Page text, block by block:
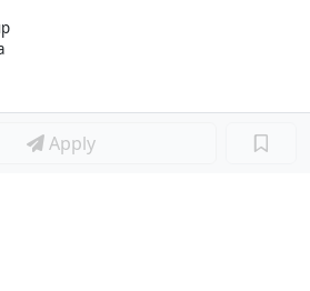
Apply